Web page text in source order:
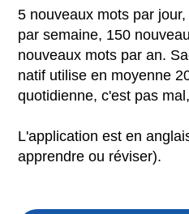
5 nouveaux mots par
par semaine, 150
nouveaux mots par an.
natif utilise en moyenne
quotidienne, c'est pas
L'application est en
apprendre ou réviser).